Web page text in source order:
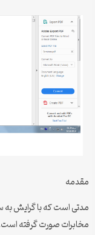
مقدمه
مدتی است که با گرایش
مخابرات صورت گرفته